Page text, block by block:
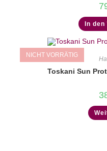
In
NICHT VORRÄTIG
Toskani Sun